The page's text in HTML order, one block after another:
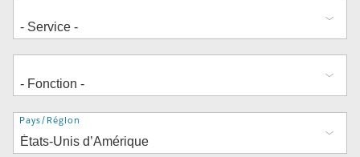
Adresse
Pays/Région